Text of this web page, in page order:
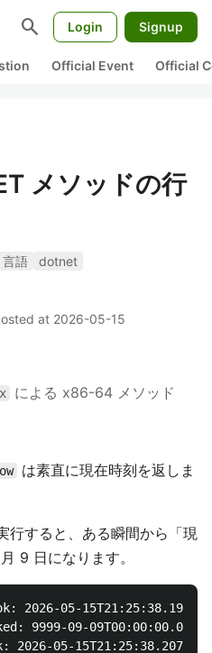
search Login Signup
Official Event Official
メソッドの行
言語
dotnet
at 2026-05-15
による x86-64 メソッド
は素直に現在時刻を返しま
行すると、ある瞬間から「現
9 日になります。
2026-05-
9999-09-